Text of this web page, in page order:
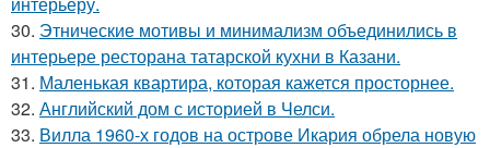
30. Этнические мотивы и минимализм объединились в
интерьере ресторана татарской кухни в Казани.
31. Маленькая квартира, которая кажется просторнее.
32. Английский дом с историей в Челси.
33. Вилла 1960-х годов на острове Икария обрела новую